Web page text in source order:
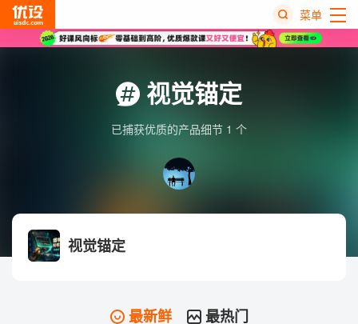
菜单
视觉锚定
已捕获优质的产品细节 1 个
视觉锚定
最新鲜 最热门